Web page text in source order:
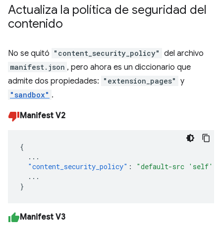
Actualiza la política de seguridad del
contenido
No se quitó "content_security_policy" del archivo
manifest.json , pero ahora es un diccionario que
admite dos propiedades: "extension_pages" y
"sandbox" .
Manifest V2
{
...
"content_security_policy" :
"default-src 'self'"
...
}
Manifest V3